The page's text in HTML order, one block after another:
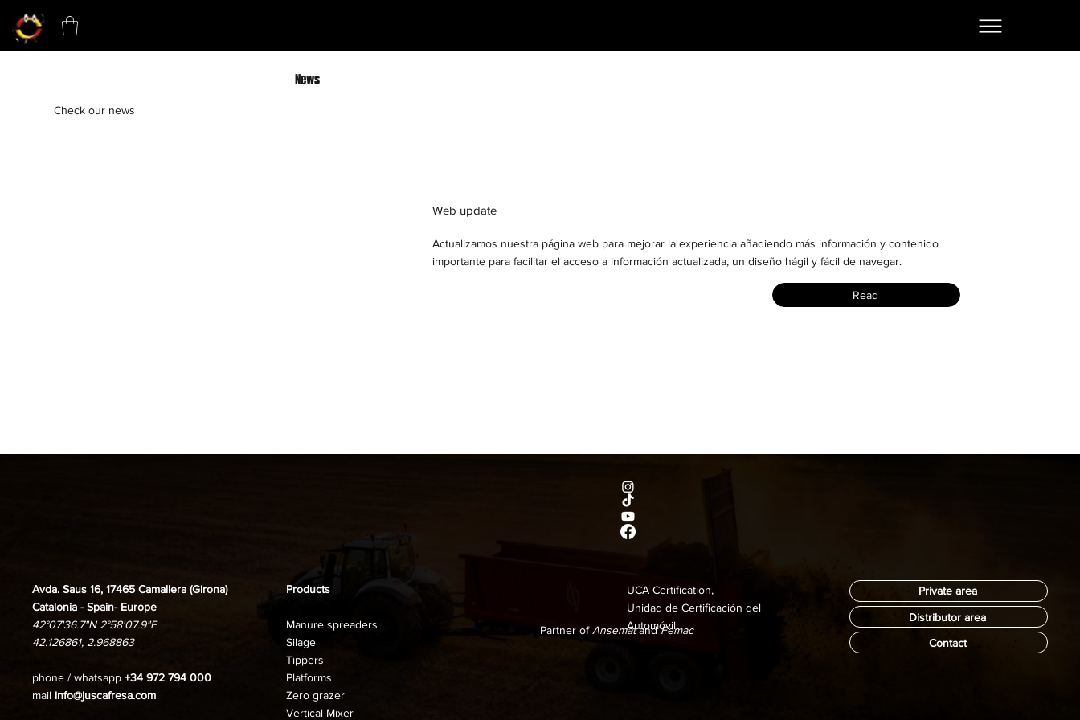
News
Check our news
Web update
Actualizamos nuestra página web para mejorar la experiencia añadiendo más información y contenido
importante para facilitar el acceso a información actualizada, un diseño hágil y fácil de navegar.
Read
Avda. Saus 16, 17465 Camallera (Girona)
Catalonia - Spain- Europe
42°07'36.7"N 2°58'07.9"E
42.126861, 2.968863
phone / whatsapp+34 972 794 000
mail info@juscafresa.com
Products
Manure spreaders
Silage
Tippers
Platforms
Zero grazer
Vertical Mixer
UCA Certification,
Unidad de Certificación del
Automóvil
Private area
Distributor area
Contact
Partner ofAnsematandFemac